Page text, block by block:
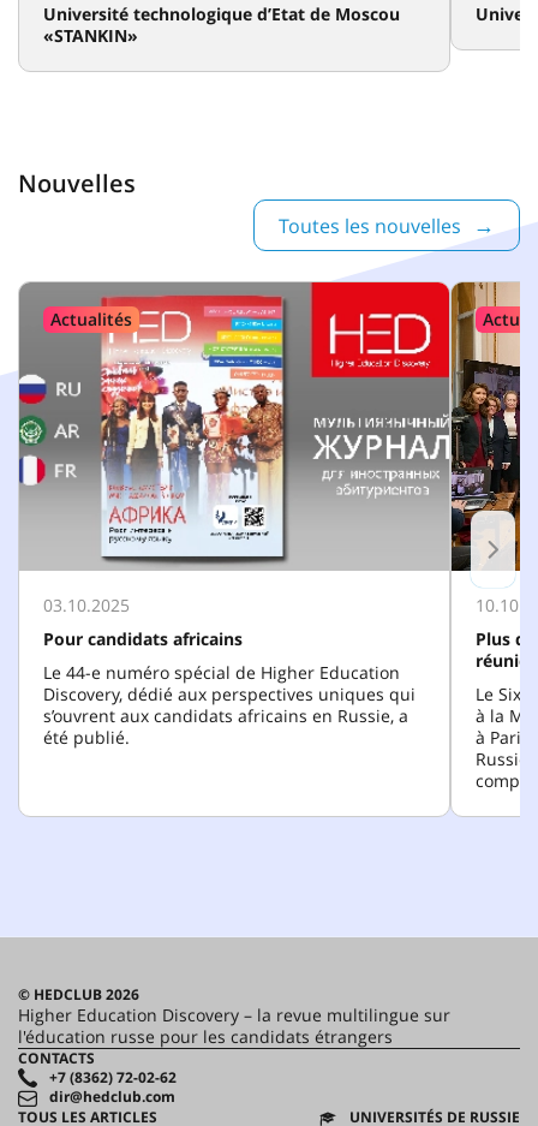
Université technologique d’Etat de Moscou
«STANKIN»
Nouvelles
Toutes les nouvelles
Actualités
03.10.2025
Pour candidats africains
Le 44-e numéro spécial de Higher Education
Discovery, dédié aux perspectives uniques qui
s’ouvrent aux candidats africains en Russie, a
été publié.
Plus
Le
à la
à Paris
Russie
© HEDCLUB 2026
Higher Education Discovery – la revue multilingue sur
l'éducation russe pour les candidats étrangers
CONTACTS
+7 (8362) 72-02-62
dir@hedclub.com
TOUS LES ARTICLES
UNIVERSITÉS DE RUSSIE